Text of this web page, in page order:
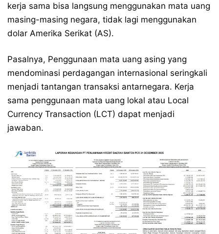
kerja sama bisa langsung menggunakan mata uang
masing-masing negara, tidak lagi menggunakan
dolar Amerika Serikat (AS).
Pasalnya, Penggunaan mata uang asing yang
mendominasi perdagangan internasional seringkali
menjadi tantangan transaksi antarnegara. Kerja
sama penggunaan mata uang lokal atau Local
Currency Transaction (LCT) dapat menjadi
jawaban.